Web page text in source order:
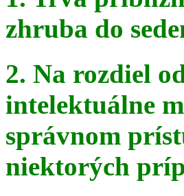
zhruba do
2. Na rozdiel
intelektuálne
správnom
niektorých